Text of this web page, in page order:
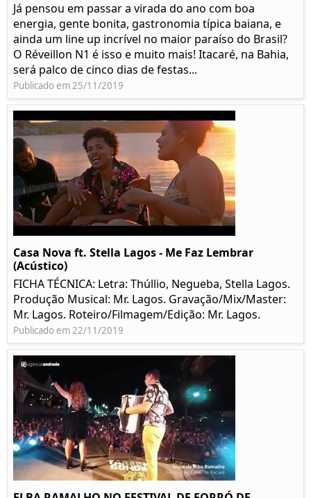
Já pensou em passar a virada do ano com boa
energia, gente bonita, gastronomia típica baiana, e
ainda um line up incrível no maior paraíso do Brasil?
O Réveillon N1 é isso e muito mais! Itacaré, na Bahia,
será palco de cinco dias de festas...
Publicado em 25/11/2019
Casa Nova ft. Stella Lagos - Me Faz Lembrar
(Acústico)
FICHA TÉCNICA: Letra: Thúllio, Negueba, Stella Lagos.
Produção Musical: Mr. Lagos. Gravação/Mix/Master:
Mr. Lagos. Roteiro/Filmagem/Edição: Mr. Lagos.
Publicado em 22/11/2019